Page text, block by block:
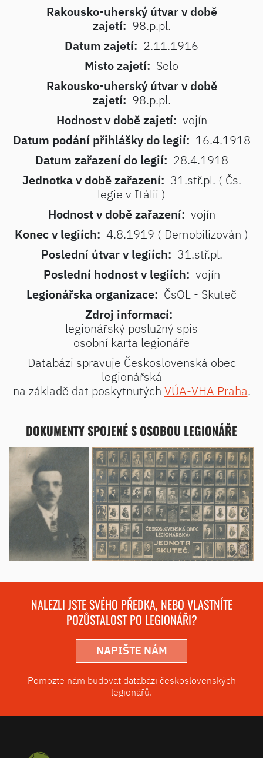
Rakousko-uherský útvar v době
zajetí: 98.p.pl.
Datum zajetí: 2.11.1916
Misto zajetí: Selo
Rakousko-uherský útvar v době
zajetí: 98.p.pl.
Hodnost v době zajetí: vojín
Datum podání přihlášky do legií: 16.4.1918
Datum zařazení do legií: 28.4.1918
Jednotka v době zařazení: 31.stř.pl. ( Čs.
legie v Itálii )
Hodnost v době zařazení: vojín
Konec v legiích: 4.8.1919 ( Demobilizován )
Poslední útvar v legiích: 31.stř.pl.
Poslední hodnost v legiích: vojín
Legionářska organizace: ČsOL - Skuteč
Zdroj informací:
legionářský poslužný spis
osobní karta legionáře
Databázi spravuje Československá obec
legionářská
na základě dat poskytnutých VÚA-VHA Praha.
DOKUMENTY SPOJENÉ S OSOBOU LEGIONÁŘE
NALEZLI JSTE SVÉHO PŘEDKA, NEBO VLASTNÍTE
POZŮSTALOST PO LEGIONÁŘI?
NAPIŠTE NÁM
Pomozte nám budovat databázi československých
legionářů.